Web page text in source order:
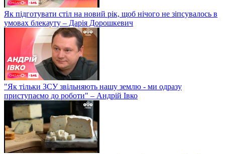
Як підготувати стіл на новий рік, щоб нічого не зіпсувалось в
умовах блекауту – Дарія Дорошкевич
"Як тільки ЗСУ звільняють нашу землю - ми одразу
приступаємо до роботи" – Андрій Івко